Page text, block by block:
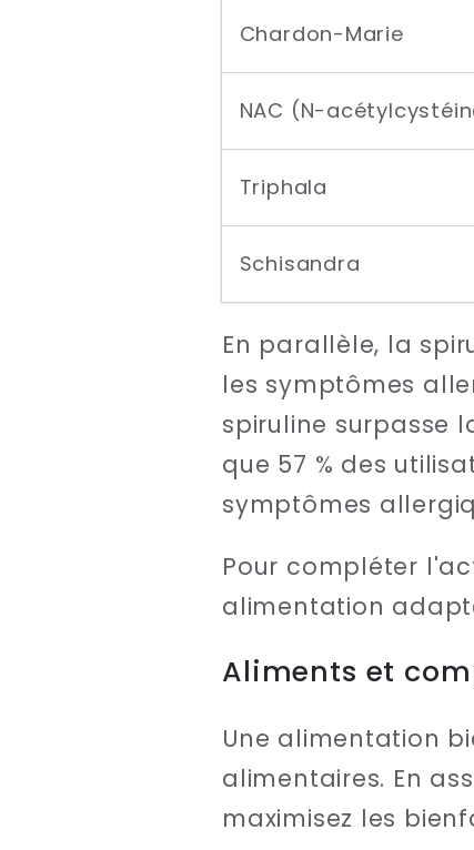
Chardon-Marie
NAC (N-
Triphala
Schisandra
En parallèle, la
les symptômes
spiruline surpasse
que 57 % des
symptômes
Pour compléter
alimentation
Aliments et
Une alimentation
alimentaires. En
maximisez les